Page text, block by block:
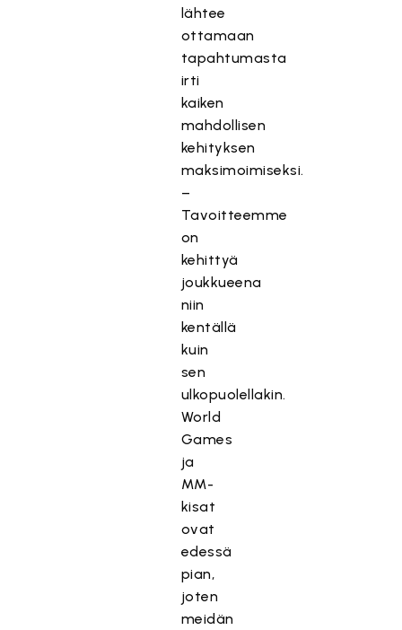
lähtee
ottamaan
tapahtumasta
irti
kaiken
mahdollisen
kehityksen
maksimoimiseksi.
–
Tavoitteemme
on
kehittyä
joukkueena
niin
kentällä
kuin
sen
ulkopuolellakin.
World
Games
ja
MM-
kisat
ovat
edessä
pian,
joten
meidän